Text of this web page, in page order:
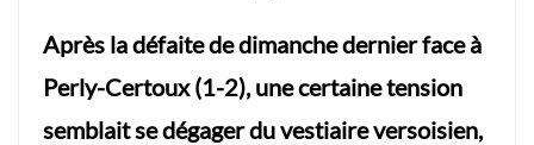
Après la défaite de dimanche dernier face à
Perly-Certoux (1-2), une certaine tension
semblait se dégager du vestiaire versoisien,